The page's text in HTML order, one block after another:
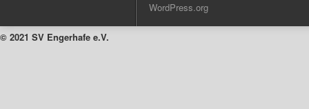
WordPress.org
© 2021 SV Engerhafe e.V.